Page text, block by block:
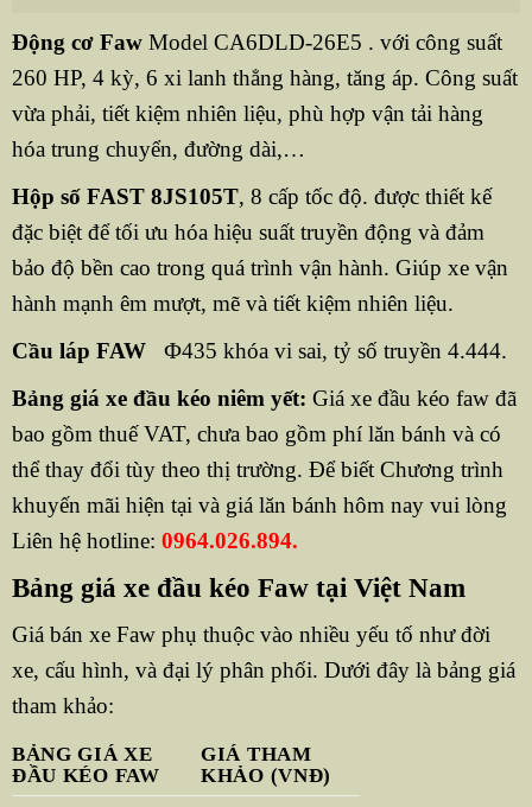
Động cơ Faw Model CA6DLD-26E5 . với công suất
260 HP, 4 kỳ, 6 xi lanh thẳng hàng, tăng áp. Công suất
vừa phải, tiết kiệm nhiên liệu, phù hợp vận tải hàng
hóa trung chuyển, đường dài,…
Hộp số FAST 8JS105T, 8 cấp tốc độ. được thiết kế
đặc biệt để tối ưu hóa hiệu suất truyền động và đảm
bảo độ bền cao trong quá trình vận hành. Giúp xe vận
hành mạnh êm mượt, mẽ và tiết kiệm nhiên liệu.
Cầu láp FAWФ435 khóa vi sai, tỷ số truyền 4.444.
Bảng giá xe đầu kéo niêm yết: Giá xe đầu kéo faw đã
bao gồm thuế VAT, chưa bao gồm phí lăn bánh và có
thể thay đổi tùy theo thị trường. Để biết Chương trình
khuyến mãi hiện tại và giá lăn bánh hôm nay vui lòng
Liên hệ hotline: 0964.026.894.
Bảng giá xe đầu kéo Faw tại Việt Nam
Giá bán xe Faw phụ thuộc vào nhiều yếu tố như đời
xe, cấu hình, và đại lý phân phối. Dưới đây là bảng giá
tham khảo:
BẢNG GIÁ XE
ĐẦU KÉO FAW
GIÁ THAM
KHẢO (VNĐ)